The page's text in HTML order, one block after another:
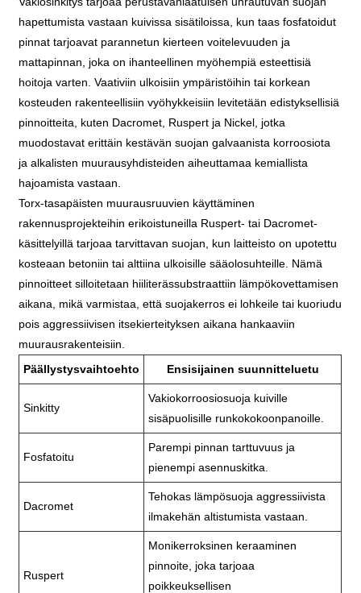
hapettumista vastaan ​​kuivissa sisätiloissa, kun taas fosfatoidut
pinnat tarjoavat parannetun kierteen voitelevuuden ja
mattapinnan, joka on ihanteellinen myöhempiä esteettisiä
hoitoja varten. Vaativiin ulkoisiin ympäristöihin tai korkean
kosteuden rakenteellisiin vyöhykkeisiin levitetään edistyksellisiä
pinnoitteita, kuten Dacromet, Ruspert ja Nickel, jotka
muodostavat erittäin kestävän suojan galvaanista korroosiota
ja alkalisten muurausyhdisteiden aiheuttamaa kemiallista
hajoamista vastaan.
Torx-tasapäisten muurausruuvien käyttäminen
rakennusprojekteihin erikoistuneilla Ruspert- tai Dacromet-
käsittelyillä tarjoaa tarvittavan suojan, kun laitteisto on upotettu
kosteaan betoniin tai alttiina ulkoisille sääolosuhteille. Nämä
pinnoitteet silloitetaan hiiliterässubstraattiin lämpökovettamisen
aikana, mikä varmistaa, että suojakerros ei lohkeile tai kuoriudu
pois aggressiivisen itsekierteityksen aikana hankaaviin
muurausrakenteisiin.
Päällystysvaihtoehto
Ensisijainen suunnitteluetu
Sinkitty
Vakiokorroosiosuoja kuiville
sisäpuolisille runkokokoonpanoille.
Fosfatoitu
Parempi pinnan tarttuvuus ja
pienempi asennuskitka.
Dacromet
Tehokas lämpösuoja aggressiivista
ilmakehän altistumista vastaan.
Ruspert
Monikerroksinen keraaminen
pinnoite, joka tarjoaa
poikkeuksellisen